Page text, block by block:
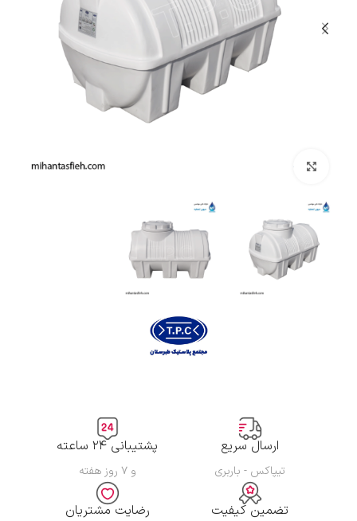
ارسال سریع
تیپاکس - باربری
پشتیبانی ۲۴ ساعته
و ۷ روز هفته
تضمین کیفیت رضایت مشتریان